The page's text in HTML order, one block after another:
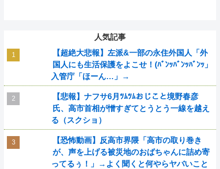
人気記事
【超絶大悲報】左派&一部の永住外国人「外
国人にも生活保護をよこせ！(ﾊﾞﾝｯﾊﾞﾝｯﾊﾞﾝｯ」
入管庁「ほーん…」→
【悲報】ナフサ6月ﾂﾑﾂﾑおじこと境野春彦
氏、高市首相が憎すぎてとうとう一線を越え
る（スクショ）
【恐怖動画】反高市界隈「高市の取り巻き
が、声を上げる被災地のおばちゃんに詰め寄
ってるぅ！」→よく聞くと何やらヤバいこと